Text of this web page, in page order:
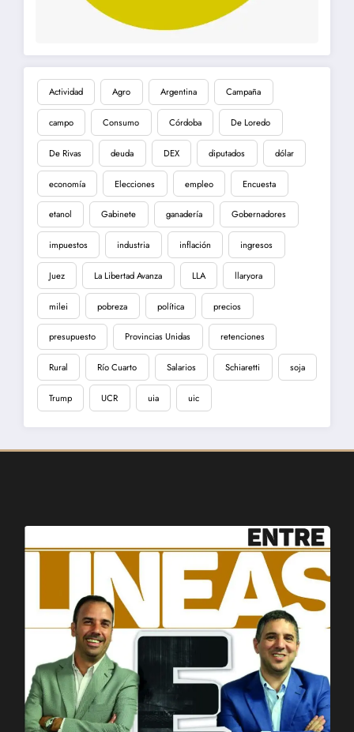
Actividad Agro Argentina Campaña
campo Consumo Córdoba De Loredo
De Rivas deuda DEX diputados dólar
economía Elecciones empleo Encuesta
etanol Gabinete ganadería Gobernadores
impuestos industria inflación ingresos
Juez La Libertad Avanza LLA llaryora
milei pobreza política precios
presupuesto Provincias Unidas retenciones
Rural Río Cuarto Salarios Schiaretti soja
Trump UCR uia uic